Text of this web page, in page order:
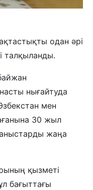
одан әрі
талқыланды.
нығайтуда
мен
30 жыл
жаңа
қызметі
бағыттағы